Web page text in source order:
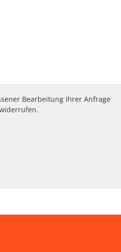
Bearbeitung Ihrer Anfrage